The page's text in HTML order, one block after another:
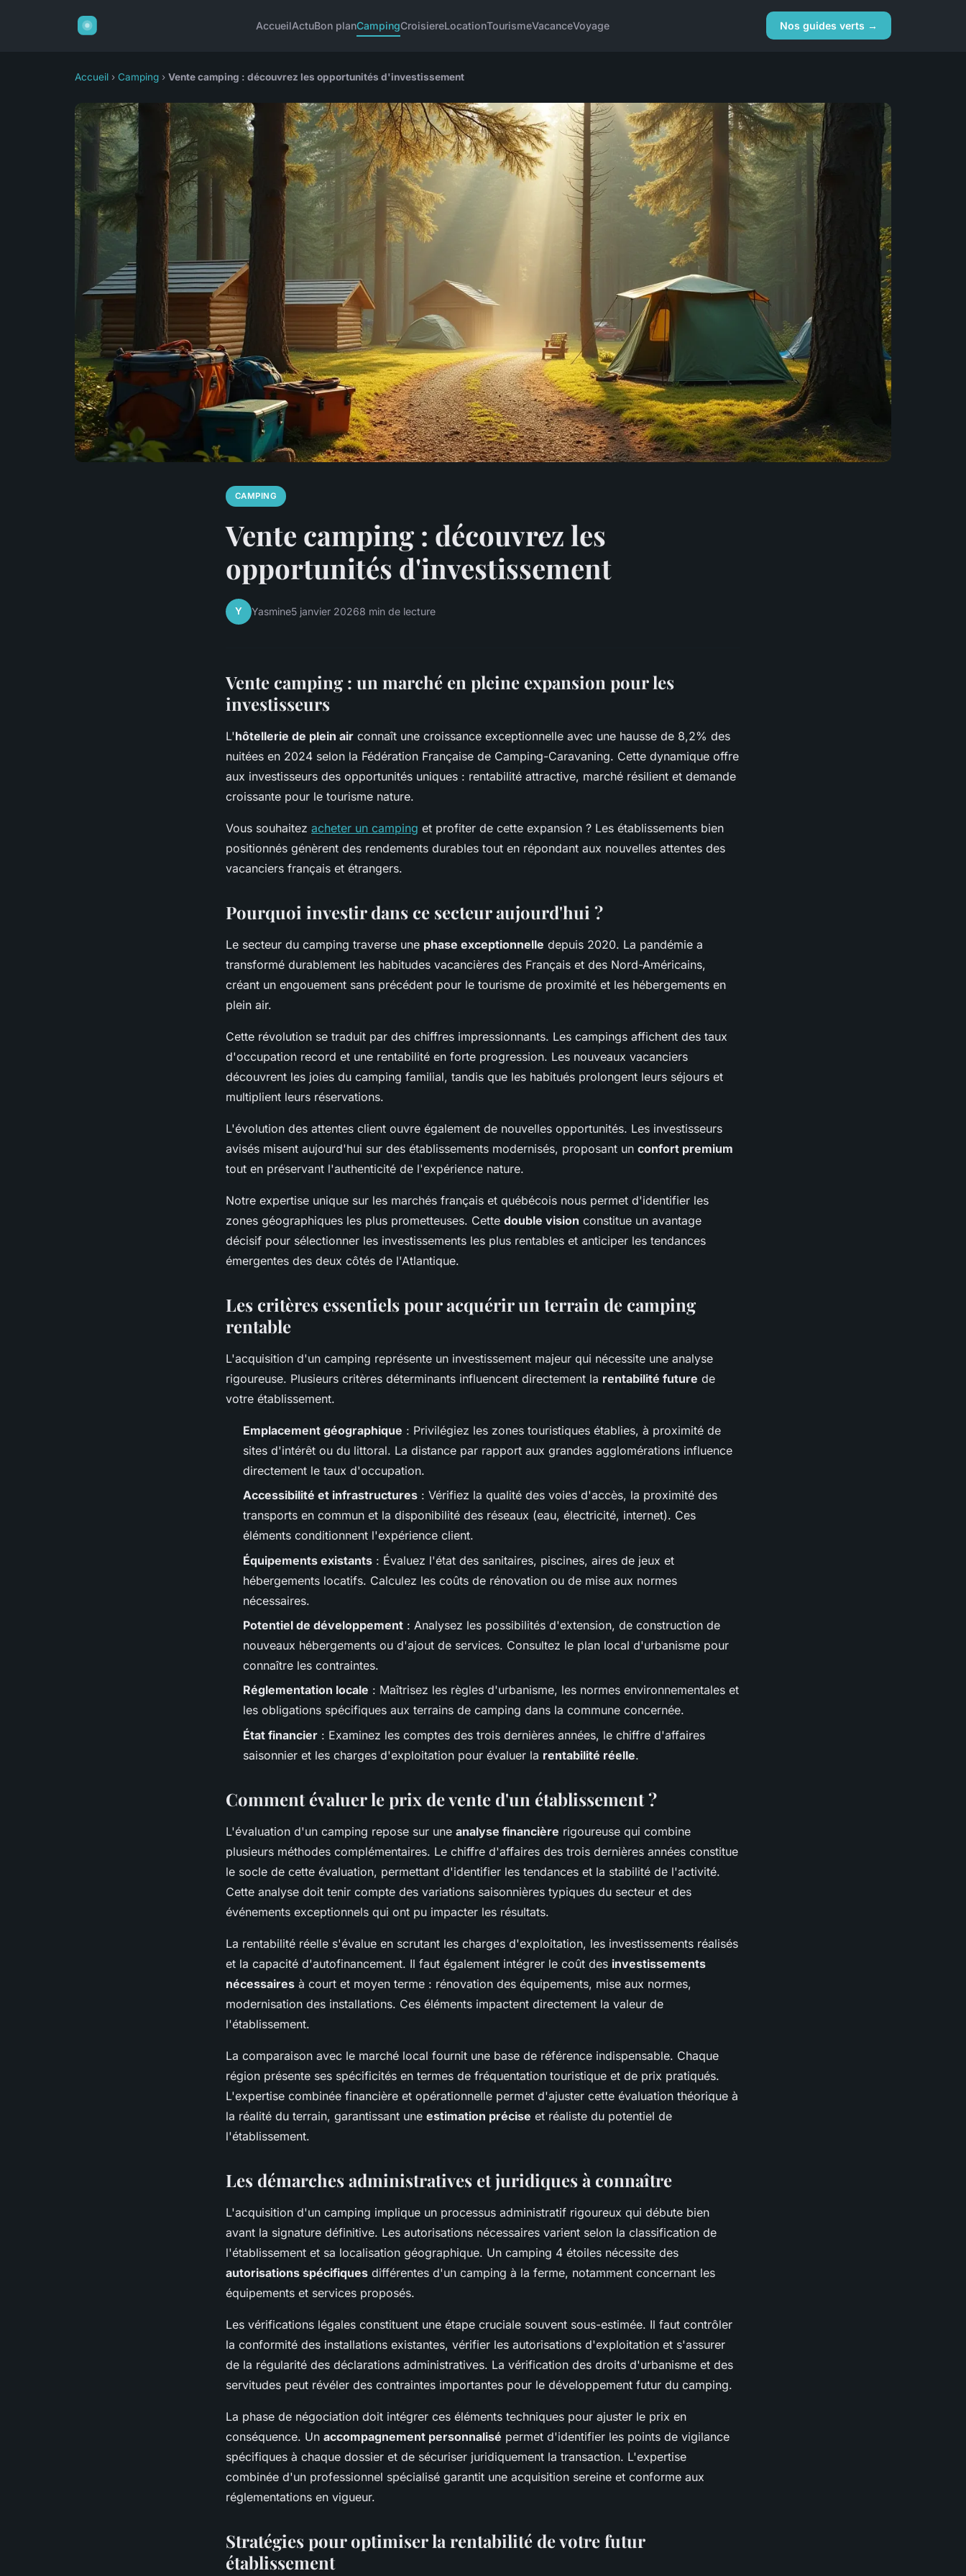
AccueilActuBon planCampingCroisiereLocationTourismeVacanceVoyage Nos guides verts →
Accueil › Camping › Vente camping : découvrez les opportunités d'investissement
CAMPING
Vente camping : découvrez les
opportunités d'investissement
Y Yasmine5 janvier 20268 min de lecture
Vente camping : un marché en pleine expansion pour les
investisseurs
L'hôtellerie de plein air connaît une croissance exceptionnelle avec une hausse de 8,2% des
nuitées en 2024 selon la Fédération Française de Camping-Caravaning. Cette dynamique offre
aux investisseurs des opportunités uniques : rentabilité attractive, marché résilient et demande
croissante pour le tourisme nature.
Vous souhaitez acheter un camping et profiter de cette expansion ? Les établissements bien
positionnés génèrent des rendements durables tout en répondant aux nouvelles attentes des
vacanciers français et étrangers.
Pourquoi investir dans ce secteur aujourd'hui ?
Le secteur du camping traverse une phase exceptionnelle depuis 2020. La pandémie a
transformé durablement les habitudes vacancières des Français et des Nord-Américains,
créant un engouement sans précédent pour le tourisme de proximité et les hébergements en
plein air.
Cette révolution se traduit par des chiffres impressionnants. Les campings affichent des taux
d'occupation record et une rentabilité en forte progression. Les nouveaux vacanciers
découvrent les joies du camping familial, tandis que les habitués prolongent leurs séjours et
multiplient leurs réservations.
L'évolution des attentes client ouvre également de nouvelles opportunités. Les investisseurs
avisés misent aujourd'hui sur des établissements modernisés, proposant un confort premium
tout en préservant l'authenticité de l'expérience nature.
Notre expertise unique sur les marchés français et québécois nous permet d'identifier les
zones géographiques les plus prometteuses. Cette double vision constitue un avantage
décisif pour sélectionner les investissements les plus rentables et anticiper les tendances
émergentes des deux côtés de l'Atlantique.
Les critères essentiels pour acquérir un terrain de camping
rentable
L'acquisition d'un camping représente un investissement majeur qui nécessite une analyse
rigoureuse. Plusieurs critères déterminants influencent directement la rentabilité future de
votre établissement.
Emplacement géographique : Privilégiez les zones touristiques établies, à proximité de
sites d'intérêt ou du littoral. La distance par rapport aux grandes agglomérations influence
directement le taux d'occupation.
Accessibilité et infrastructures : Vérifiez la qualité des voies d'accès, la proximité des
transports en commun et la disponibilité des réseaux (eau, électricité, internet). Ces
éléments conditionnent l'expérience client.
Équipements existants : Évaluez l'état des sanitaires, piscines, aires de jeux et
hébergements locatifs. Calculez les coûts de rénovation ou de mise aux normes
nécessaires.
Potentiel de développement : Analysez les possibilités d'extension, de construction de
nouveaux hébergements ou d'ajout de services. Consultez le plan local d'urbanisme pour
connaître les contraintes.
Réglementation locale : Maîtrisez les règles d'urbanisme, les normes environnementales et
les obligations spécifiques aux terrains de camping dans la commune concernée.
État financier : Examinez les comptes des trois dernières années, le chiffre d'affaires
saisonnier et les charges d'exploitation pour évaluer la rentabilité réelle.
Comment évaluer le prix de vente d'un établissement ?
L'évaluation d'un camping repose sur une analyse financière rigoureuse qui combine
plusieurs méthodes complémentaires. Le chiffre d'affaires des trois dernières années constitue
le socle de cette évaluation, permettant d'identifier les tendances et la stabilité de l'activité.
Cette analyse doit tenir compte des variations saisonnières typiques du secteur et des
événements exceptionnels qui ont pu impacter les résultats.
La rentabilité réelle s'évalue en scrutant les charges d'exploitation, les investissements réalisés
et la capacité d'autofinancement. Il faut également intégrer le coût des investissements
nécessaires à court et moyen terme : rénovation des équipements, mise aux normes,
modernisation des installations. Ces éléments impactent directement la valeur de
l'établissement.
La comparaison avec le marché local fournit une base de référence indispensable. Chaque
région présente ses spécificités en termes de fréquentation touristique et de prix pratiqués.
L'expertise combinée financière et opérationnelle permet d'ajuster cette évaluation théorique à
la réalité du terrain, garantissant une estimation précise et réaliste du potentiel de
l'établissement.
Les démarches administratives et juridiques à connaître
L'acquisition d'un camping implique un processus administratif rigoureux qui débute bien
avant la signature définitive. Les autorisations nécessaires varient selon la classification de
l'établissement et sa localisation géographique. Un camping 4 étoiles nécessite des
autorisations spécifiques différentes d'un camping à la ferme, notamment concernant les
équipements et services proposés.
Les vérifications légales constituent une étape cruciale souvent sous-estimée. Il faut contrôler
la conformité des installations existantes, vérifier les autorisations d'exploitation et s'assurer
de la régularité des déclarations administratives. La vérification des droits d'urbanisme et des
servitudes peut révéler des contraintes importantes pour le développement futur du camping.
La phase de négociation doit intégrer ces éléments techniques pour ajuster le prix en
conséquence. Un accompagnement personnalisé permet d'identifier les points de vigilance
spécifiques à chaque dossier et de sécuriser juridiquement la transaction. L'expertise
combinée d'un professionnel spécialisé garantit une acquisition sereine et conforme aux
réglementations en vigueur.
Stratégies pour optimiser la rentabilité de votre futur
établissement